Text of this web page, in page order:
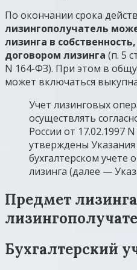
По окончании срока
лизингополучатель
лизинга в
договором лизинга (п. 5
N 164-ФЗ). При этом в
может включаться
Учет лизинговых
осуществлять
России от 17.02.1997
утверждены
бухгалтерском учете
лизинга (далее —
Предмет
Бухгалтерский